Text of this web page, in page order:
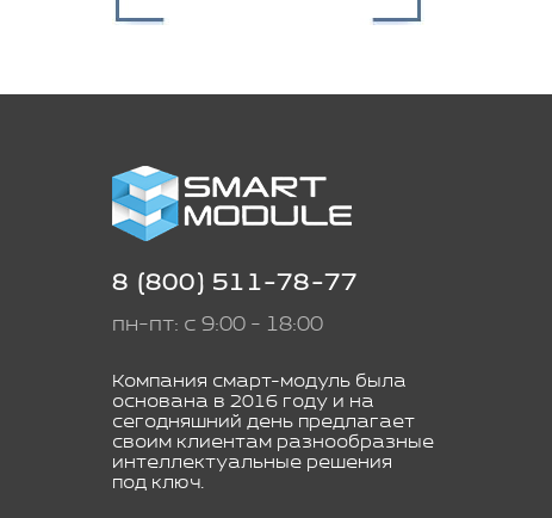
8 (800) 511-78-77
пн-пт: с 9:00 - 18:00
Компания смарт-модуль была
основана в 2016 году и на
сегодняшний день предлагает
своим клиентам разнообразные
интеллектуальные решения
под ключ.